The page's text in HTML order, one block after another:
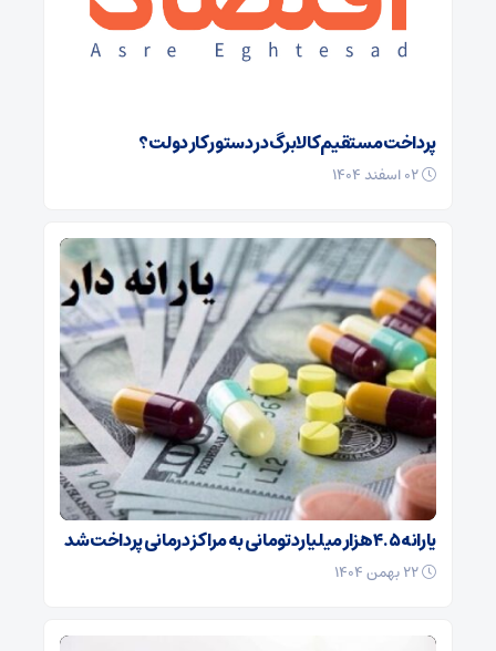
پرداخت مستقیم کالابرگ در دستور کار دولت؟
یارانه ۴.۵ هزار میلیارد تومانی به مراکز درمانی پرداخت شد